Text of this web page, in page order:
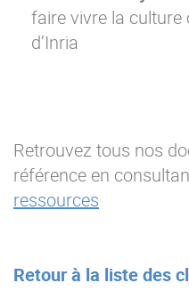
faire vivre la
d’Inria
Retrouvez tous nos
référence en
ressources
Retour à la liste des